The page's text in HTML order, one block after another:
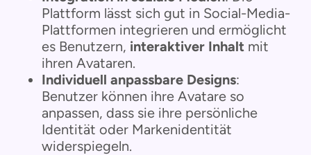
Plattform lässt sich gut in Social-Media-
Plattformen integrieren und ermöglicht
es Benutzern, interaktiver Inhalt mit
ihren Avataren.
Individuell anpassbare Designs:
Benutzer können ihre Avatare so
anpassen, dass sie ihre persönliche
Identität oder Markenidentität
widerspiegeln.